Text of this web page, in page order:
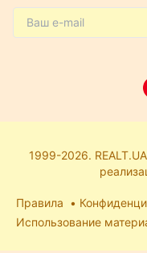
1999-2026.
Правила
Использование